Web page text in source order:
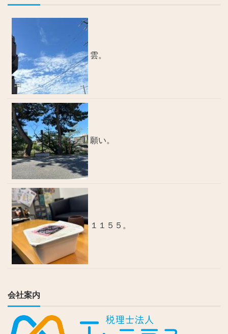
雲。
願い。
１１５５。
会社案内